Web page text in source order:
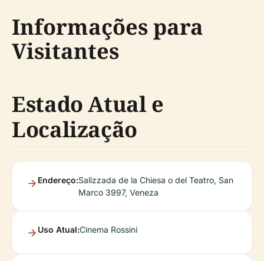
Informações para
Visitantes
Estado Atual e
Localização
Endereço:Salizzada de la Chiesa o del Teatro, San
Marco 3997, Veneza
Uso Atual:Cinema Rossini